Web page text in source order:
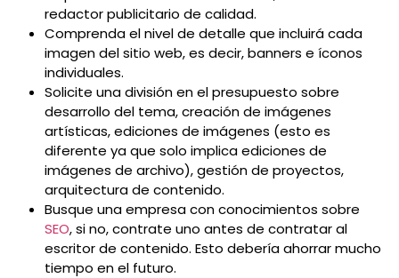
redactor publicitario de calidad.
Comprenda el nivel de detalle que incluirá cada
imagen del sitio web, es decir, banners e íconos
individuales.
Solicite una división en el presupuesto sobre
desarrollo del tema, creación de imágenes
artísticas, ediciones de imágenes (esto es
diferente ya que solo implica ediciones de
imágenes de archivo), gestión de proyectos,
arquitectura de contenido.
Busque una empresa con conocimientos sobre
SEO, si no, contrate uno antes de contratar al
escritor de contenido. Esto debería ahorrar mucho
tiempo en el futuro.